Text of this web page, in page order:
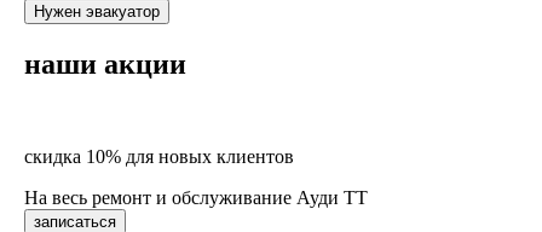
Нужен эвакуатор
наши акции
скидка 10% для новых клиентов
На весь ремонт и обслуживание Ауди ТТ
записаться